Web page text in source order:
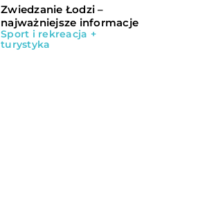
Zwiedzanie Łodzi –
najważniejsze informacje
Sport i rekreacja +
turystyka